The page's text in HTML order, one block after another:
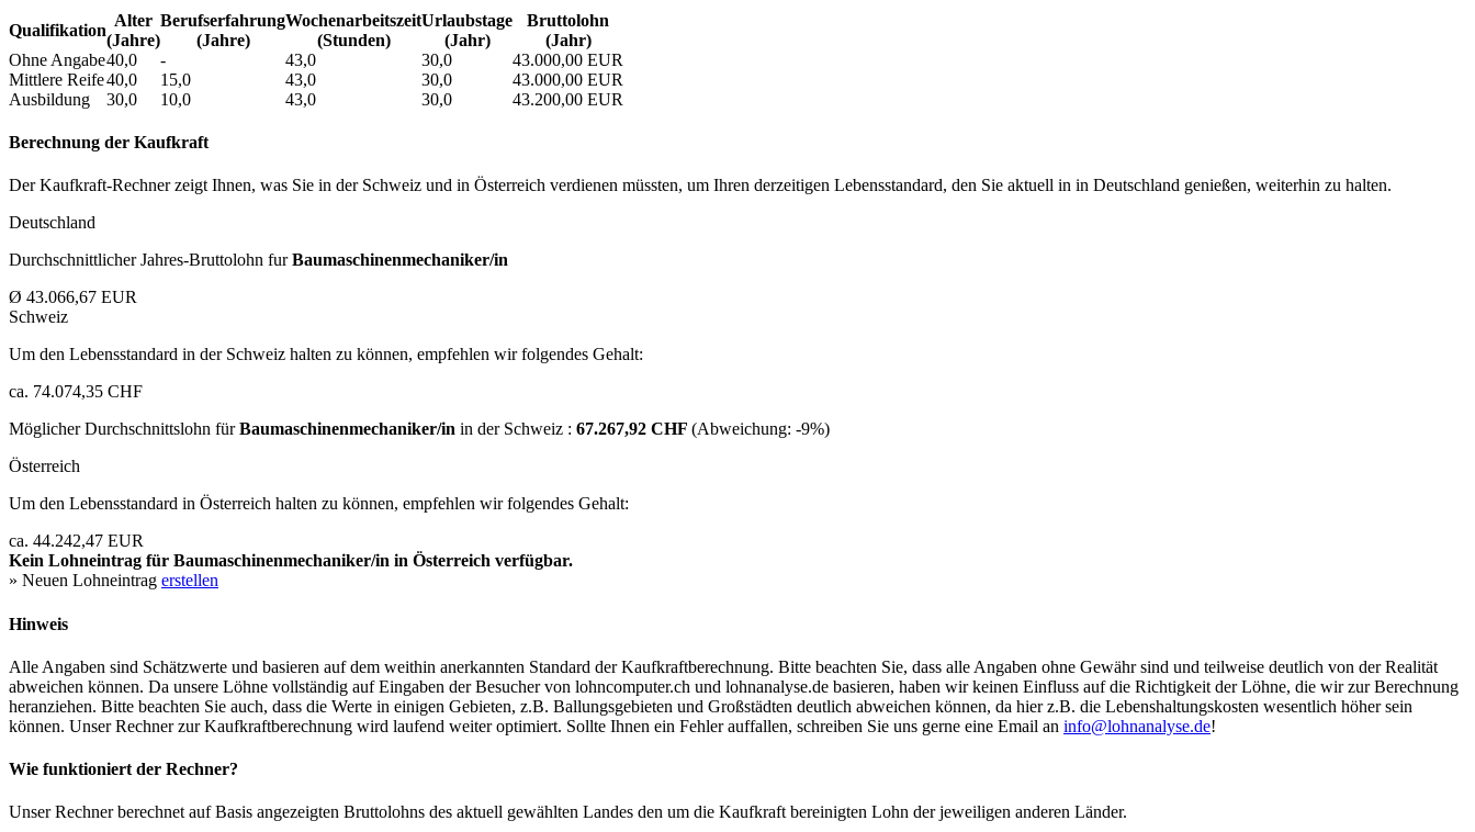
Qualifikation
Alter
(Jahre)
Berufs­erfahrung
(Jahre)
Wochen­arbeitszeit
(Stunden)
Urlaubs­tage
(Jahr)
Bruttolohn
(Jahr)
Ohne Angabe40,0 - 43,0 30,0
43.000,00 EUR
Mittlere Reife40,0 15,0 43,0 30,0
43.000,00 EUR
Ausbildung
30,0 10,0 43,0 30,0 43.200,00 EUR
Berechnung der Kaufkraft
Der Kaufkraft-Rechner zeigt Ihnen, was Sie in der Schweiz und in Österreich verdienen müssten, um Ihren derzeitigen Lebensstandard, den Sie aktuell in in Deutschland genießen, weiterhin zu halten.
Deutschland
Durchschnittlicher Jahres-Bruttolohn furBaumaschinenmechaniker/in
Ø 43.066,67 EUR
Schweiz
Um den Lebensstandard in der Schweiz halten zu können, empfehlen wir folgendes Gehalt:
ca. 74.074,35 CHF
Möglicher Durchschnittslohn fürBaumaschinenmechaniker/in in der Schweiz : 67.267,92 CHF (Abweichung: -9%)
Österreich
Um den Lebensstandard in Österreich halten zu können, empfehlen wir folgendes Gehalt:
ca. 44.242,47 EUR
Kein Lohneintrag für Baumaschinenmechaniker/in in Österreich verfügbar.
» Neuen Lohneintrag erstellen
Hinweis
Alle Angaben sind Schätzwerte und basieren auf dem weithin anerkannten Standard der Kaufkraftberechnung. Bitte beachten Sie, dass alle Angaben ohne Gewähr sind und teilweise deutlich von der Realität
abweichen können. Da unsere Löhne vollständig auf Eingaben der Besucher von lohncomputer.ch und lohnanalyse.de basieren, haben wir keinen Einfluss auf die Richtigkeit der Löhne, die wir zur Berechnung
heranziehen. Bitte beachten Sie auch, dass die Werte in einigen Gebieten, z.B. Ballungsgebieten und Großstädten deutlich abweichen können, da hier z.B. die Lebenshaltungskosten wesentlich höher sein
können. Unser Rechner zur Kaufkraftberechnung wird laufend weiter optimiert. Sollte Ihnen ein Fehler auffallen, schreiben Sie uns gerne eine Email an info@lohnanalyse.de!
Wie funktioniert der Rechner?
Unser Rechner berechnet auf Basis angezeigten Bruttolohns des aktuell gewählten Landes den um die Kaufkraft bereinigten Lohn der jeweiligen anderen Länder.